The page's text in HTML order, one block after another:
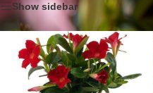
Show sidebar